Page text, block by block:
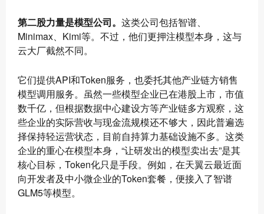
第二股力量是模型公司。 这类公司包括智谱、
Minimax、Kimi等。不过，他们更押注模型本身，这与
云大厂截然不同。
它们提供API和Token服务，也委托其他产业链方销售
模型调用服务。虽然一些模型企业已在港股上市，市值
数千亿，但根据数据中心建设方等产业链多方观察，这
些企业的实际营收与现金流规模还不够大，因此普遍选
择保持轻运营状态，目前自持算力基础设施不多。这类
企业的重心在模型本身，“让研发出的模型卖出去”是其
核心目标，Token化只是手段。例如，在天翼云最近面
向开发者及中小微企业的Token套餐，便接入了智谱
GLM5等模型。